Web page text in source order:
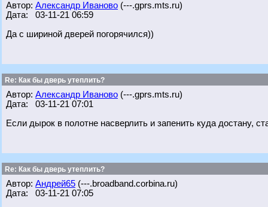
Автор: Александр Иваново (---.gprs.mts.ru)
Дата: 03-11-21 06:59
Да с шириной дверей погорячился))
Re: Как бы дверь утеплить?
Автор: Александр Иваново (---.gprs.mts.ru)
Дата: 03-11-21 07:01
Если дырок в полотне насверлить и запенить куда достану,
Re: Как бы дверь утеплить?
Автор: Андрей65 (---.broadband.corbina.ru)
Дата: 03-11-21 07:05